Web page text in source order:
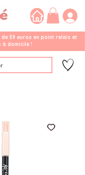
59 euros en point relais et
à domicile !